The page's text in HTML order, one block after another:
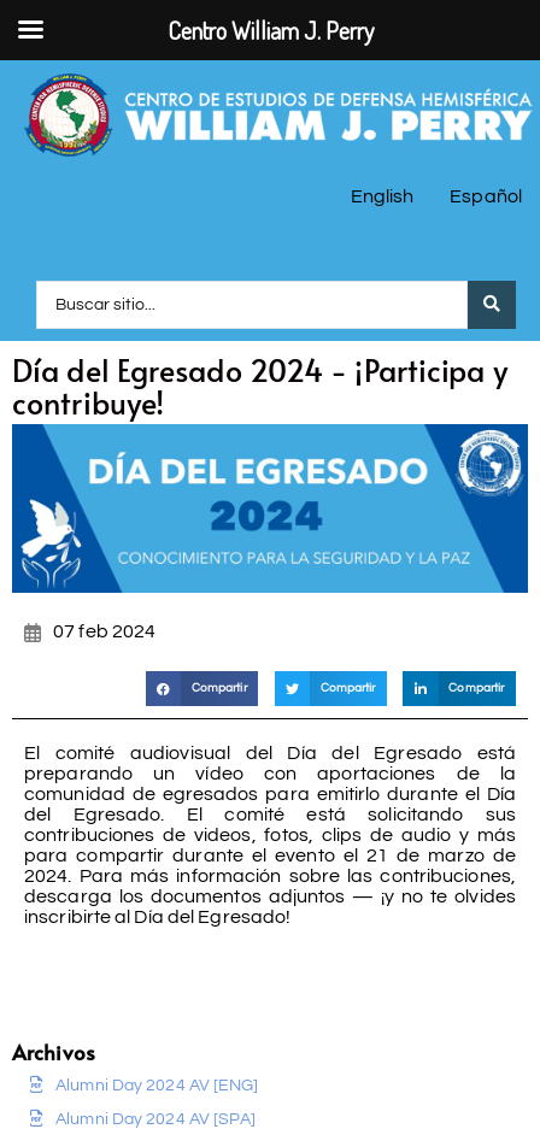
English Español
Día del Egresado 2024 - ¡Participa y
contribuye!
07 feb 2024
Compartir Compartir Compartir
El comité audiovisual del Día del Egresado está
preparando un vídeo con aportaciones de la
comunidad de egresados para emitirlo durante el Día
del Egresado. El comité está solicitando sus
contribuciones de videos, fotos, clips de audio y más
para compartir durante el evento el 21 de marzo de
2024. Para más información sobre las contribuciones,
descarga los documentos adjuntos — ¡y no te olvides
inscribirte al Día del Egresado!
Archivos
Alumni Day 2024 AV [ENG]
Alumni Day 2024 AV [SPA]
Centro William J. Perry